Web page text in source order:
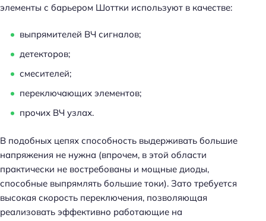
элементы с барьером Шоттки используют в качестве:
выпрямителей ВЧ сигналов;
детекторов;
смесителей;
переключающих элементов;
прочих ВЧ узлах.
В подобных цепях способность выдерживать большие
напряжения не нужна (впрочем, в этой области
практически не востребованы и мощные диоды,
способные выпрямлять большие токи). Зато требуется
высокая скорость переключения, позволяющая
реализовать эффективно работающие на